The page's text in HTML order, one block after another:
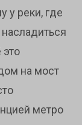
у реки, где
на мост
метро